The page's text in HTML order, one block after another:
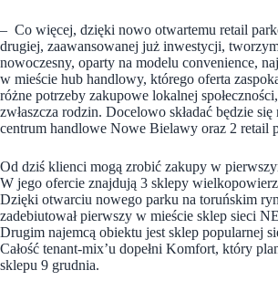
– Co więcej, dzięki nowo otwartemu retail
drugiej, zaawansowanej już inwestycji,
nowoczesny, oparty na modelu convenience,
w mieście hub handlowy, którego oferta
różne potrzeby zakupowe lokalnej
zwłaszcza rodzin. Docelowo składać będzie się
centrum handlowe Nowe Bielawy oraz 2 retail
Od dziś klienci mogą zrobić zakupy w
W jego ofercie znajdują 3 sklepy
Dzięki otwarciu nowego parku na toruńskim
zadebiutował pierwszy w mieście sklep sieci
Drugim najemcą obiektu jest sklep popularnej
Całość tenant-mix’u dopełni Komfort, który
sklepu 9 grudnia.